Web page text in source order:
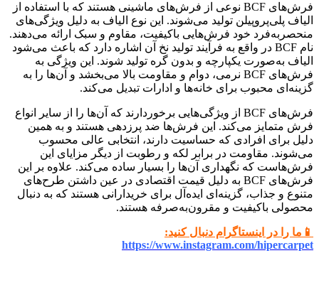
فرش‌های BCF نوعی از فرش‌های ماشینی هستند که با استفاده از
الیاف پلی‌پروپیلن تولید می‌شوند. این نوع الیاف به دلیل ویژگی‌های
منحصربه‌فرد خود فرش‌هایی باکیفیت، مقاوم و سبک ارائه می‌دهند.
نام BCF در واقع به فرآیند تولید نخ آن اشاره دارد که باعث می‌شود
الیاف به‌صورت یکپارچه و بدون گره تولید شوند. این ویژگی به
فرش‌های BCF نرمی، دوام و مقاومت بالا می‌بخشد و آن‌ها را به
گزینه‌ای محبوب برای خانه‌ها و ادارات تبدیل می‌کند.
فرش‌های BCF از ویژگی‌هایی برخوردارند که آن‌ها را از سایر انواع
فرش متمایز می‌کند. این فرش‌ها ضد پرزدهی هستند و به همین
دلیل برای افرادی که حساسیت دارند، انتخابی عالی محسوب
می‌شوند. مقاومت در برابر لکه و رطوبت از دیگر مزایای این
فرش‌هاست که نگهداری آن‌ها را بسیار ساده می‌کند. علاوه بر این
فرش‌های BCF به دلیل قیمت اقتصادی در عین داشتن طرح‌های
متنوع و جذاب، گزینه‌ای ایده‌آل برای خریدارانی هستند که به دنبال
محصولی باکیفیت و مقرون‌به‌صرفه هستند.
📱ما را در اینستاگرام دنبال کنید:
https://www.instagram.com/hipercarpet